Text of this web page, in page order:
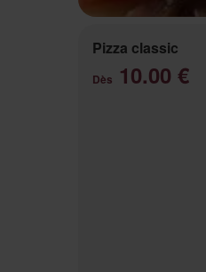
Pizza classic
Dès 10.00 €